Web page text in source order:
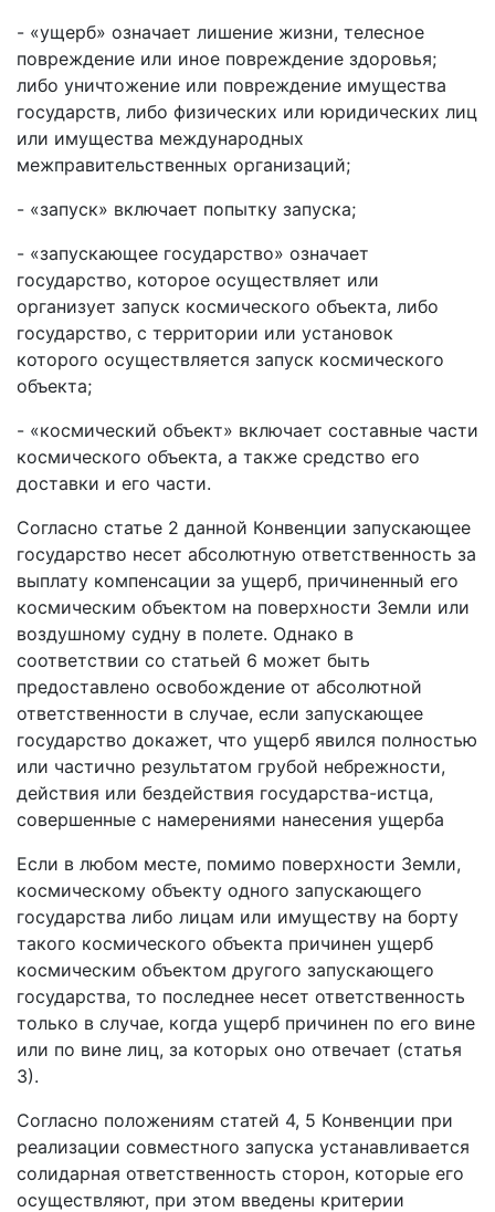
- «ущерб» означает лишение жизни, телесное
повреждение или иное повреждение здоровья;
либо уничтожение или повреждение имущества
государств, либо физических или юридических лиц
или имущества международных
межправительственных организаций;
- «запуск» включает попытку запуска;
- «запускающее государство» означает
государство, которое осуществляет или
организует запуск космического объекта, либо
государство, с территории или установок
которого осуществляется запуск космического
объекта;
- «космический объект» включает составные части
космического объекта, а также средство его
доставки и его части.
Согласно статье 2 данной Конвенции запускающее
государство несет абсолютную ответственность за
выплату компенсации за ущерб, причиненный его
космическим объектом на поверхности Земли или
воздушному судну в полете. Однако в
соответствии со статьей 6 может быть
предоставлено освобождение от абсолютной
ответственности в случае, если запускающее
государство докажет, что ущерб явился полностью
или частично результатом грубой небрежности,
действия или бездействия государства-истца,
совершенные с намерениями нанесения ущерба
Если в любом месте, помимо поверхности Земли,
космическому объекту одного запускающего
государства либо лицам или имуществу на борту
такого космического объекта причинен ущерб
космическим объектом другого запускающего
государства, то последнее несет ответственность
только в случае, когда ущерб причинен по его вине
или по вине лиц, за которых оно отвечает (статья
3).
Согласно положениям статей 4, 5 Конвенции при
реализации совместного запуска устанавливается
солидарная ответственность сторон, которые его
осуществляют, при этом введены критерии